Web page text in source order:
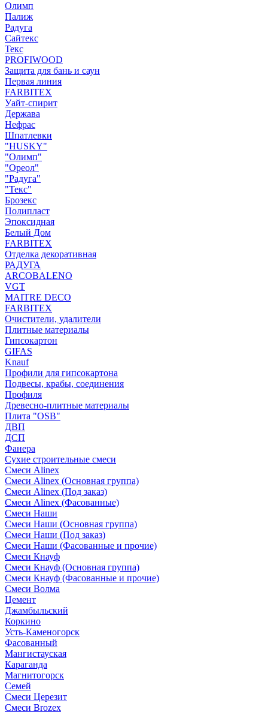
Олимп
Палиж
Радуга
Сайтекс
Текс
PROFIWOOD
Защита для бань и саун
Первая линия
FARBITEX
Уайт-спирит
Держава
Нефрас
Шпатлевки
"HUSKY"
"Олимп"
"Ореол"
"Радуга"
"Текс"
Брозекс
Полипласт
Эпоксидная
Белый Дом
FARBITEX
Отделка декоративная
РАДУГА
ARCOBALENO
VGT
MAITRE DECO
FARBITEX
Очистители, удалители
Плитные материалы
Гипсокартон
GIFAS
Knauf
Профили для гипсокартона
Подвесы, крабы, соединения
Профиля
Древесно-плитные материалы
Плита "OSB"
ДВП
ДСП
Фанера
Сухие строительные смеси
Смеси Alinex
Смеси Alinex (Основная группа)
Смеси Alinex (Под заказ)
Смеси Alinex (Фасованные)
Смеси Наши
Смеси Наши (Основная группа)
Смеси Наши (Под заказ)
Смеси Наши (Фасованные и прочие)
Смеси Кнауф
Смеси Кнауф (Основная группа)
Смеси Кнауф (Фасованные и прочие)
Смеси Волма
Цемент
Джамбыльский
Коркино
Усть-Каменогорск
Фасованный
Мангистауская
Караганда
Магнитогорск
Семей
Смеси Церезит
Смеси Brozex